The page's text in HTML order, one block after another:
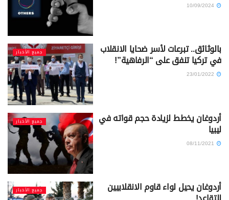
جميع الأخبار بالوثائق.. تبرعات لأسر ضحايا الانقلاب
في تركيا تنفق على “الرفاهية”!
جميع الأخبار أردوغان يخطط لزيادة حجم قواته في
ليبيا
جميع الأخبار أردوغان يحيل لواء قاوم الانقلابيين